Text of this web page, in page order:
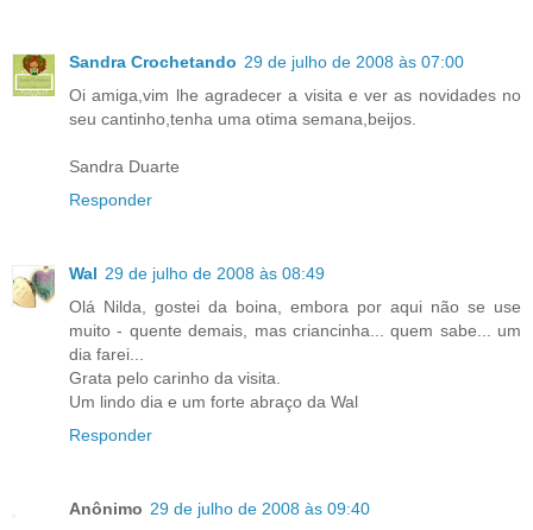
Sandra Crochetando 29 de julho de 2008 às 07:00
Oi amiga,vim lhe agradecer a visita e ver as novidades no
seu cantinho,tenha uma otima semana,beijos.
Sandra Duarte
Responder
Wal 29 de julho de 2008 às 08:49
Olá Nilda, gostei da boina, embora por aqui não se use
muito - quente demais, mas criancinha... quem sabe... um
dia farei...
Grata pelo carinho da visita.
Um lindo dia e um forte abraço da Wal
Responder
Anônimo 29 de julho de 2008 às 09:40